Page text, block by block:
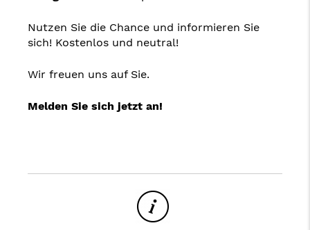
Nutzen Sie die Chance und informieren Sie
sich! Kostenlos und neutral!
Wir freuen uns auf Sie.
Melden Sie sich jetzt an!